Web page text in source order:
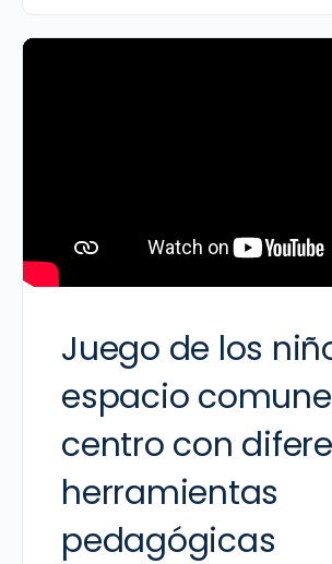
Juego de los
espacio
centro con
herramientas
pedagógicas